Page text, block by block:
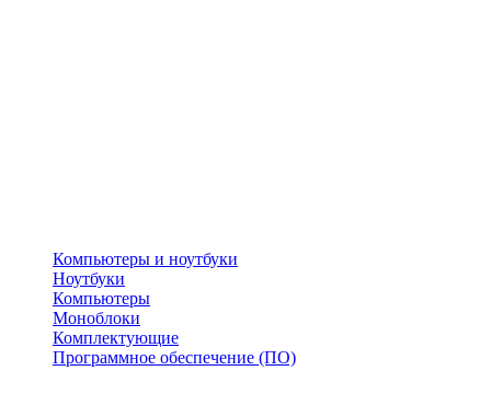
Компьютеры и ноутбуки
Ноутбуки
Компьютеры
Моноблоки
Комплектующие
Программное обеспечение (ПО)